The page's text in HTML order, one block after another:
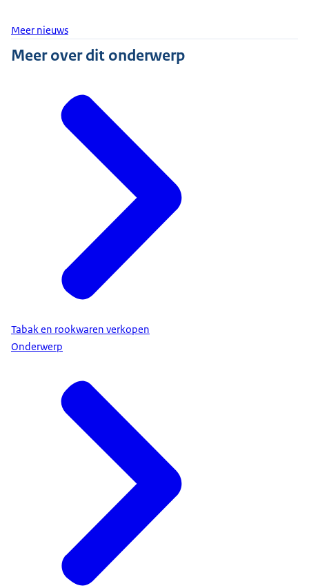
Meer nieuws
Meer over dit onderwerp
Tabak en rookwaren verkopen
Onderwerp